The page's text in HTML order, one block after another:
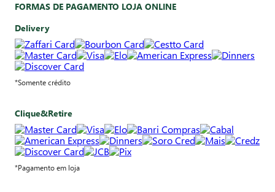
FORMAS DE PAGAMENTO LOJA ONLINE
Delivery
*Somente crédito
Clique&Retire
*Pagamento em loja